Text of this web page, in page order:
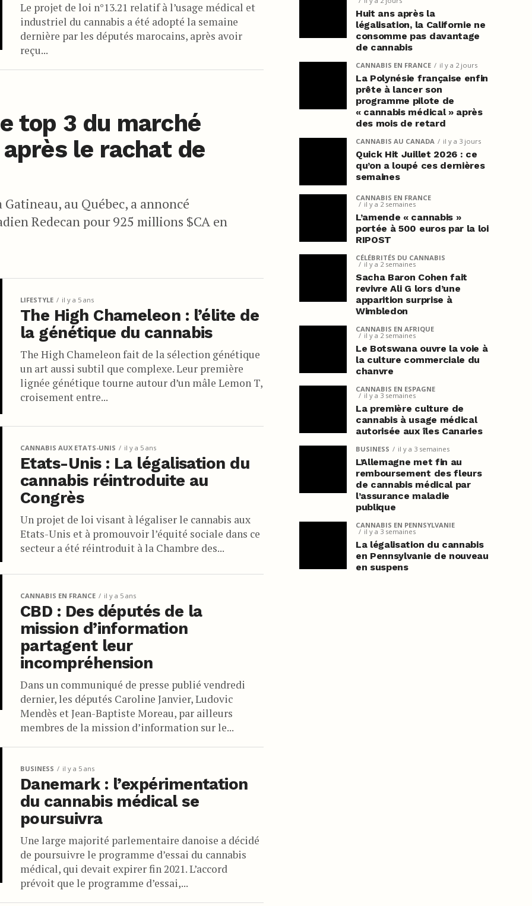
Le projet de loi n°13.21 relatif à l’usage médical et
industriel du cannabis a été adopté la semaine
dernière par les députés marocains, après avoir
reçu...
top 3 du marché
le rachat de
au Québec, a annoncé
Redecan pour 925 millions $CA en
LIFESTYLE il y a 5 ans
The High Chameleon : l’élite de
la génétique du cannabis
The High Chameleon fait de la sélection génétique
un art aussi subtil que complexe. Leur première
lignée génétique tourne autour d’un mâle Lemon T,
croisement entre...
CANNABIS AUX ETATS-UNIS il y a 5 ans
Etats-Unis : La légalisation du
cannabis réintroduite au
Congrès
Un projet de loi visant à légaliser le cannabis aux
Etats-Unis et à promouvoir l’équité sociale dans ce
secteur a été réintroduit à la Chambre des...
CANNABIS EN FRANCE il y a 5 ans
CBD : Des députés de la
mission d’information
partagent leur
incompréhension
Dans un communiqué de presse publié vendredi
dernier, les députés Caroline Janvier, Ludovic
Mendès et Jean-Baptiste Moreau, par ailleurs
membres de la mission d’information sur le...
BUSINESS il y a 5 ans
Danemark : l’expérimentation
du cannabis médical se
poursuivra
Une large majorité parlementaire danoise a décidé
de poursuivre le programme d’essai du cannabis
médical, qui devait expirer fin 2021. L’accord
prévoit que le programme d’essai,...
Huit ans après la
légalisation, la Californie ne
consomme pas davantage
de cannabis
CANNABIS EN FRANCE il y a 2 jours
La Polynésie française enfin
prête à lancer son
programme pilote de
« cannabis médical » après
des mois de retard
CANNABIS AU CANADA il y a 3 jours
Quick Hit Juillet 2026 : ce
qu’on a loupé ces dernières
semaines
CANNABIS EN FRANCE
il y a 2 semaines
L’amende « cannabis »
portée à 500 euros par la loi
RIPOST
CÉLÉBRITÉS DU CANNABIS
il y a 2 semaines
Sacha Baron Cohen fait
revivre Ali G lors d’une
apparition surprise à
Wimbledon
CANNABIS EN AFRIQUE
il y a 2 semaines
Le Botswana ouvre la voie à
la culture commerciale du
chanvre
CANNABIS EN ESPAGNE
il y a 3 semaines
La première culture de
cannabis à usage médical
autorisée aux îles Canaries
BUSINESS il y a 3 semaines
L’Allemagne met fin au
remboursement des fleurs
de cannabis médical par
l’assurance maladie
publique
CANNABIS EN PENNSYLVANIE
il y a 3 semaines
La légalisation du cannabis
en Pennsylvanie de nouveau
en suspens